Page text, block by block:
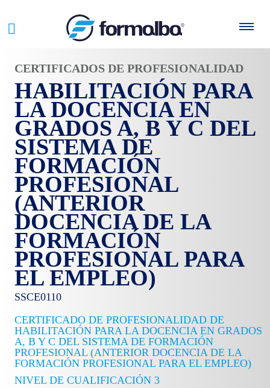
CERTIFICADOS DE PROFESIONALIDAD
HABILITACIÓN PARA
LA DOCENCIA EN
GRADOS A, B Y C DEL
SISTEMA DE
FORMACIÓN
PROFESIONAL
(ANTERIOR
DOCENCIA DE LA
FORMACIÓN
PROFESIONAL PARA
EL EMPLEO)
SSCE0110
CERTIFICADO DE PROFESIONALIDAD DE
HABILITACIÓN PARA LA DOCENCIA EN GRADOS
A, B Y C DEL SISTEMA DE FORMACIÓN
PROFESIONAL (ANTERIOR DOCENCIA DE LA
FORMACIÓN PROFESIONAL PARA EL EMPLEO)
NIVEL DE CUALIFICACIÓN 3